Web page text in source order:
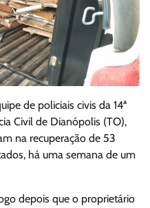
de policiais civis da 14ª
Civil de Dianópolis (TO),
na recuperação de 53
há uma semana de um
depois que o proprietário